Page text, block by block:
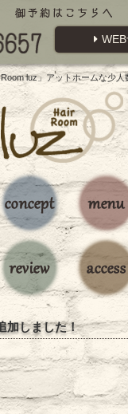
luz」アットホームな少
加しました！